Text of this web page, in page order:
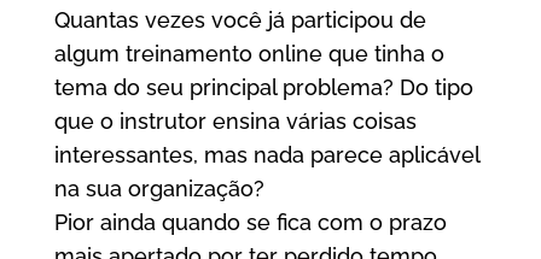
Quantas vezes você já participou de
algum treinamento online que tinha o
tema do seu principal problema? Do tipo
que o instrutor ensina várias coisas
interessantes, mas nada parece aplicável
na sua organização?
Pior ainda quando se fica com o prazo